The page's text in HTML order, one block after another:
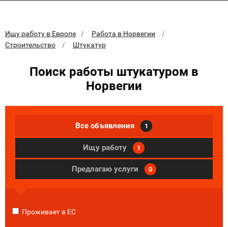
Ищу работу в Европе
Работа в Норвегии
Строительство
Штукатур
Поиск работы штукатуром в
Норвегии
Все объявления 1
Ищу работу 1
Предлагаю услуги 0
Проживает в ЕС